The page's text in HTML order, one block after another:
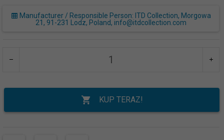
Manufacturer / Responsible Person: ITD Collection, Morgowa
21, 91-231 Lodz, Poland, info@itdcollection.com
KUP TERAZ!